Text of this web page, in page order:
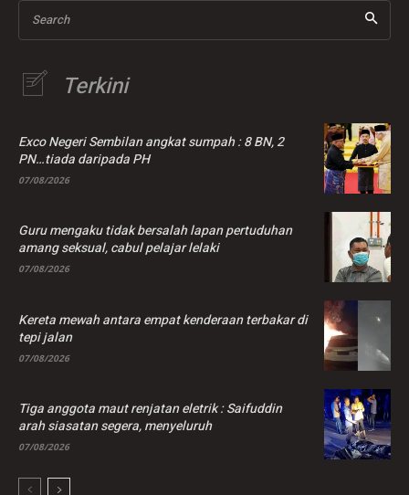
Search
Terkini
Exco Negeri Sembilan angkat sumpah : 8 BN, 2
PN…tiada daripada PH
07/08/2026
Guru mengaku tidak bersalah lapan pertuduhan
amang seksual, cabul pelajar lelaki
07/08/2026
Kereta mewah antara empat kenderaan terbakar di
tepi jalan
07/08/2026
Tiga anggota maut renjatan eletrik : Saifuddin
arah siasatan segera, menyeluruh
07/08/2026